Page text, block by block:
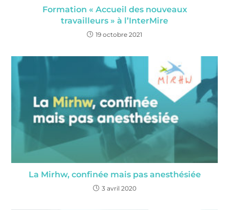
Formation « Accueil des nouveaux
travailleurs » à l’InterMire
19 octobre 2021
La Mirhw, confinée mais pas anesthésiée
3 avril 2020